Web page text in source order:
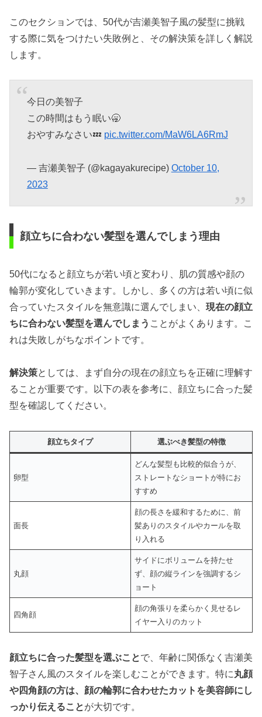
このセクションでは、50代が吉瀬美智子風の髪型に挑戦
する際に気をつけたい失敗例と、その解決策を詳しく解説
します。
今日の美智子
この時間はもう眠い🥱
おやすみなさい💤 pic.twitter.com/MaW6LA6RmJ
— 吉瀬美智子 (@kagayakurecipe) October 10,
2023
顔立ちに合わない髪型を選んでしまう理由
50代になると顔立ちが若い頃と変わり、肌の質感や顔の
輪郭が変化していきます。しかし、多くの方は若い頃に似
合っていたスタイルを無意識に選んでしまい、 現在の顔立
ちに合わない髪型を選んでしまう ことがよくあります。こ
れは失敗しがちなポイントです。
解決策としては、まず自分の現在の顔立ちを正確に理解す
ることが重要です。以下の表を参考に、顔立ちに合った髪
型を確認してください。
顔立ちタイプ 選ぶべき髪型の特徴
卵型
どんな髪型も比較的似合うが、
ストレートなショートが特にお
すすめ
面長
顔の長さを緩和するために、前
髪ありのスタイルやカールを取
り入れる
丸顔
サイドにボリュームを持たせ
ず、顔の縦ラインを強調するシ
ョート
四角顔
顔の角張りを柔らかく見せるレ
イヤー入りのカット
顔立ちに合った髪型を選ぶことで、年齢に関係なく吉瀬美
智子さん風のスタイルを楽しむことができます。特に丸顔
や四角顔の方は、顔の輪郭に合わせたカットを美容師にし
っかり伝えることが大切です。